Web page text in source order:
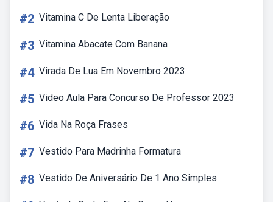
#2 Vitamina C De Lenta Liberação
#3 Vitamina Abacate Com Banana
#4 Virada De Lua Em Novembro 2023
#5 Video Aula Para Concurso De Professor 2023
#6 Vida Na Roça Frases
#7 Vestido Para Madrinha Formatura
#8 Vestido De Aniversário De 1 Ano Simples